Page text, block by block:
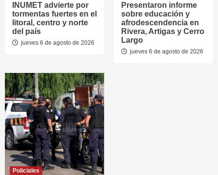
INUMET advierte por
tormentas fuertes en el
litoral, centro y norte
del país
jueves 6 de agosto de 2026
Presentaron informe
sobre educación y
afrodescendencia en
Rivera, Artigas y Cerro
Largo
jueves 6 de agosto de 2026
Policiales